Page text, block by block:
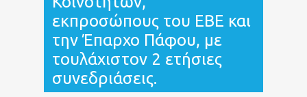
εκπροσώπους του ΕΒΕ και
την Έπαρχο Πάφου, με
τουλάχιστον 2 ετήσιες
συνεδριάσεις.